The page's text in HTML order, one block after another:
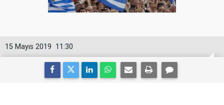
11:30
15 Mayıs 2019